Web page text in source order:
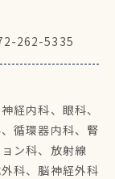
262-5335
経内科、眼科、
循環器内科、腎
ン科、放射線
科、脳神経外科